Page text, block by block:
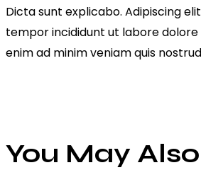
Dicta sunt explicabo. Adipiscing
tempor incididunt ut labore dolore
enim ad minim veniam quis
You May